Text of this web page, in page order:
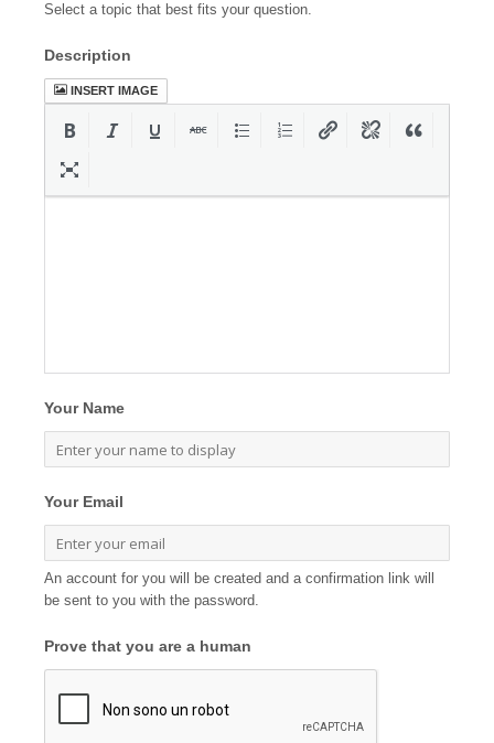
Select a topic that best fits your question.
Description
INSERT IMAGE
Your Name
Your Email
An account for you will be created and a confirmation link will
be sent to you with the password.
Prove that you are a human